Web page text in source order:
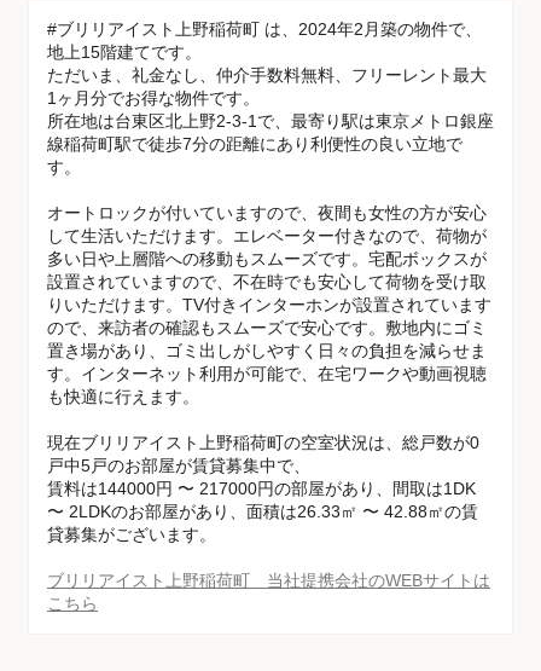
#ブリリアイスト上野稲荷町 は、2024年2月築の物件で、
地上15階建てです。
ただいま、礼金なし、仲介手数料無料、フリーレント最大
1ヶ月分でお得な物件です。
所在地は台東区北上野2-3-1で、最寄り駅は東京メトロ銀座
線稲荷町駅で徒歩7分の距離にあり利便性の良い立地で
す。
オートロックが付いていますので、夜間も女性の方が安心
して生活いただけます。エレベーター付きなので、荷物が
多い日や上層階への移動もスムーズです。宅配ボックスが
設置されていますので、不在時でも安心して荷物を受け取
りいただけます。TV付きインターホンが設置されています
ので、来訪者の確認もスムーズで安心です。敷地内にゴミ
置き場があり、ゴミ出しがしやすく日々の負担を減らせま
す。インターネット利用が可能で、在宅ワークや動画視聴
も快適に行えます。
現在ブリリアイスト上野稲荷町の空室状況は、総戸数が0
戸中5戸のお部屋が賃貸募集中で、
賃料は144000円 〜 217000円の部屋があり、間取は1DK
〜 2LDKのお部屋があり、面積は26.33㎡ 〜 42.88㎡の賃
貸募集がございます。
ブリリアイスト上野稲荷町 当社提携会社のWEBサイトは
こちら